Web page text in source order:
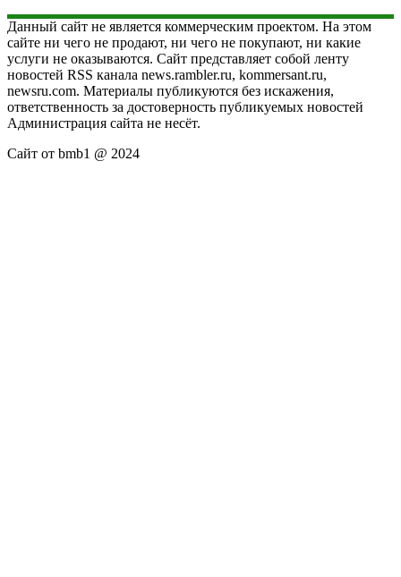
Данный сайт не является коммерческим проектом. На этом
сайте ни чего не продают, ни чего не покупают, ни какие
услуги не оказываются. Сайт представляет собой ленту
новостей RSS канала news.rambler.ru, kommersant.ru,
newsru.com. Материалы публикуются без искажения,
ответственность за достоверность публикуемых новостей
Администрация сайта не несёт.
Сайт от bmb1 @ 2024